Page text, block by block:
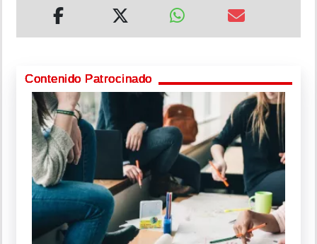
Contenido Patrocinado